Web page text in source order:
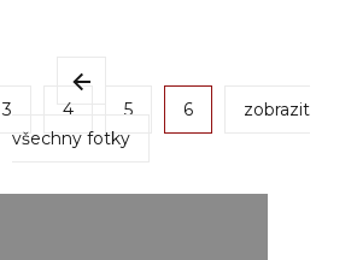
3 4 5 6
zobrazit
všechny fotky